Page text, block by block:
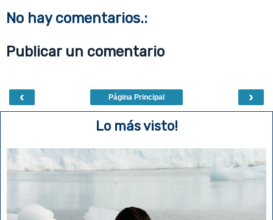
e
b
k
t
t
t
e
s
t
r
e
No hay comentarios.:
Publicar un comentario
‹ ›
Página Principal
Lo más visto!